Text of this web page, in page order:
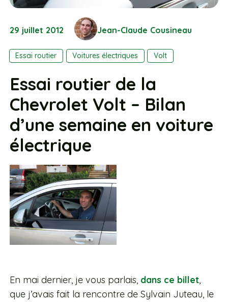
29 juillet 2012 Jean-Claude Cousineau
Essai routier Voitures électriques Volt
Essai routier de la
Chevrolet Volt – Bilan
d’une semaine en voiture
électrique
En mai dernier, je vous parlais, dans ce billet,
que j’avais fait la rencontre de Sylvain Juteau, le